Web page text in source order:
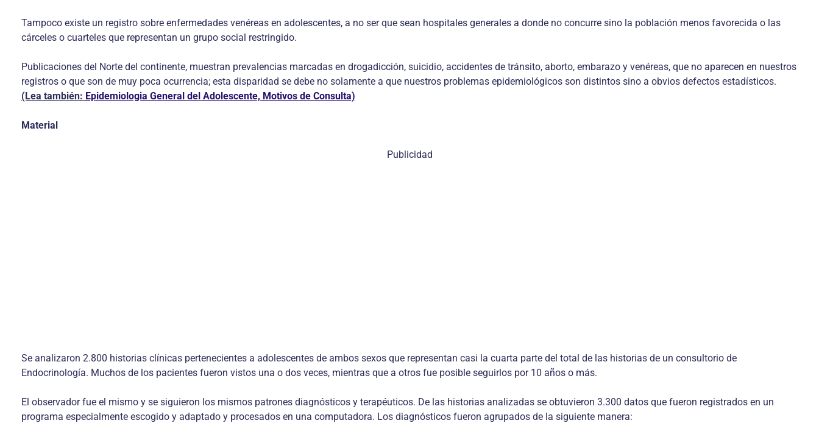
Tampoco existe un registro sobre enfermedades venéreas en adolescentes, a no ser que sean hospitales generales a donde no concurre sino la población menos favorecida o las
cárceles o cuarteles que representan un grupo social restringido.
Publicaciones del Norte del continente, muestran prevalencias marcadas en drogadicción, suicidio, accidentes de tránsito, aborto, embarazo y venéreas, que no aparecen en nuestros
registros o que son de muy poca ocurrencia; esta disparidad se debe no solamente a que nuestros problemas epidemiológicos son distintos sino a obvios defectos estadísticos.
(Lea también: Epidemiologia General del Adolescente, Motivos de Consulta)
Material
Publicidad
Se analizaron 2.800 historias clínicas pertenecientes a adolescentes de ambos sexos que representan casi la cuarta parte del total de las historias de un consultorio de
Endocrinología. Muchos de los pacientes fueron vistos una o dos veces, mientras que a otros fue posible seguirlos por 10 años o más.
El observador fue el mismo y se siguieron los mismos patrones diagnósticos y terapéuticos. De las historias analizadas se obtuvieron 3.300 datos que fueron registrados en un
programa especialmente escogido y adaptado y procesados en una computadora. Los diagnósticos fueron agrupados de la siguiente manera: